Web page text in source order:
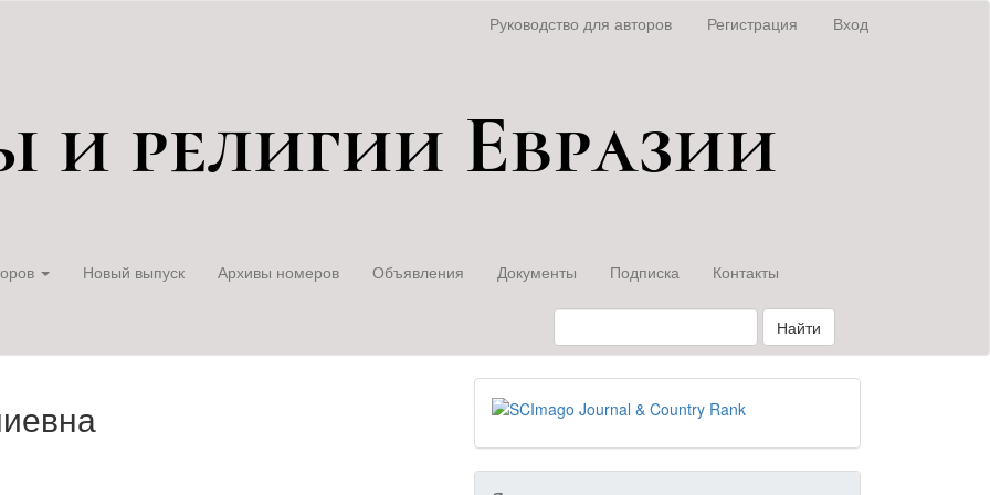
Руководство для авторов Регистрация Вход
Новый выпуск Архивы номеров Объявления Документы Подписка Контакты
Найти